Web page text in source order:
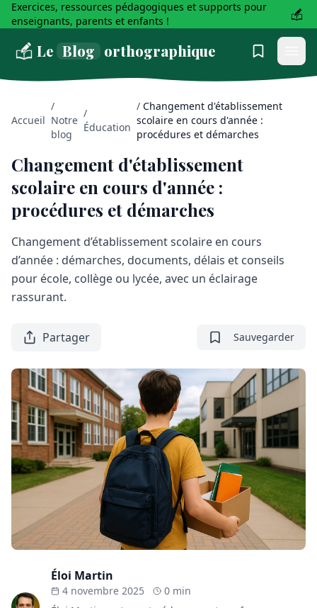
Exercices, ressources pédagogiques et supports pour
enseignants, parents et enfants !
Le Blog orthographique
Accueil
/
Notre
blog
/
Éducation
/ Changement d'établissement
scolaire en cours d'année :
procédures et démarches
Changement d'établissement
scolaire en cours d'année :
procédures et démarches
Changement d’établissement scolaire en cours
d’année : démarches, documents, délais et conseils
pour école, collège ou lycée, avec un éclairage
rassurant.
Partager Sauvegarder
Éloi Martin
4 novembre 2025
0 min